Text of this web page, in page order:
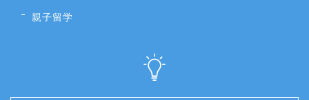
親子留学